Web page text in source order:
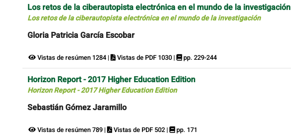
Los retos de la ciberautopista electrónica en el mundo de la investigación
Los retos de la ciberautopista electrónica en el mundo de la investigación
Gloria Patricia García Escobar
Vistas de resúmen 1284 | Vistas de PDF 1030 | pp. 229-244
Horizon Report - 2017 Higher Education Edition
Horizon Report - 2017 Higher Education Edition
Sebastián Gómez Jaramillo
Vistas de resúmen 789 | Vistas de PDF 502 | pp. 171